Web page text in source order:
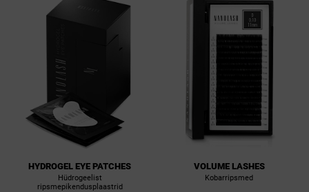
HYDROGEL EYE PATCHES
Hüdrogeelist
ripsmepikendusplaastrid
VOLUME LASHES
Kobarripsmed